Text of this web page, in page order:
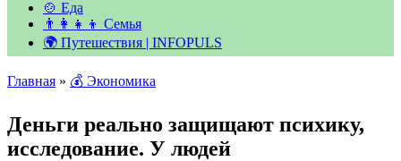
🍲 Еда
👨‍👩‍👧‍👦 Семья
🌍 Путешествия | INFOPULS
Главная » 💰 Экономика
Деньги реально защищают психику,
исследование. У людей